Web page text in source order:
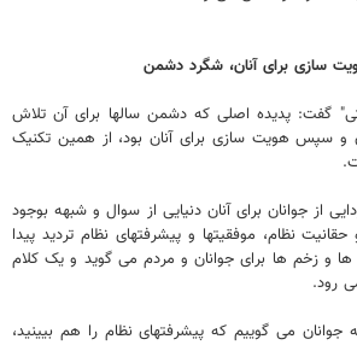
سازی برای آنان، شگرد دشمن
گفت: پدیده اصلی که دشمن سالها برای آن تلاش
و سپس هویت سازی برای آنان بود، از همین تکنیک
از جوانان برای آنان دنیایی از سوال و شبهه بوجود
نظام، موفقیتها و پیشرفتهای نظام تردید پیدا
ها و زخم ها برای جوانان و مردم می گوید و یک کلام
رود.
جوانان می گوییم که پیشرفتهای نظام را هم بیینید،